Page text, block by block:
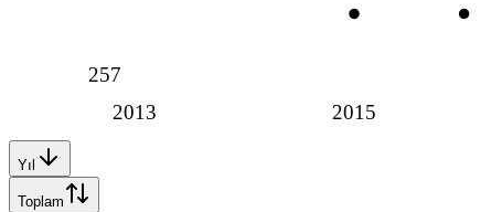
2013 2015
257
Yıl
Toplam